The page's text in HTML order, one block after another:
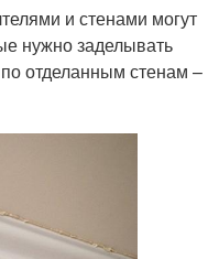
и стенами могут
нужно заделывать
отделанным стенам –